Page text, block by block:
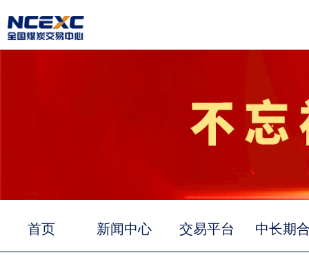
首页 新闻中心 交易平台 中长期